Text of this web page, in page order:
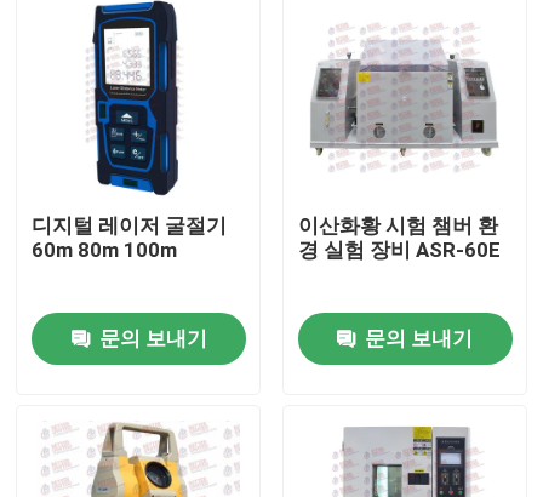
제품 소개
디지털 레이저 굴절기
60m 80m 100m
문의 보내기
이산화황 시험 챔버 환
경 실험 장비 ASR-60E
문의 보내기